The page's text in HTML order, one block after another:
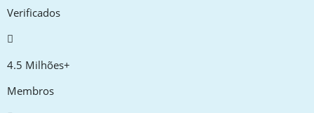
Verificados
4.5 Milhões+
Membros